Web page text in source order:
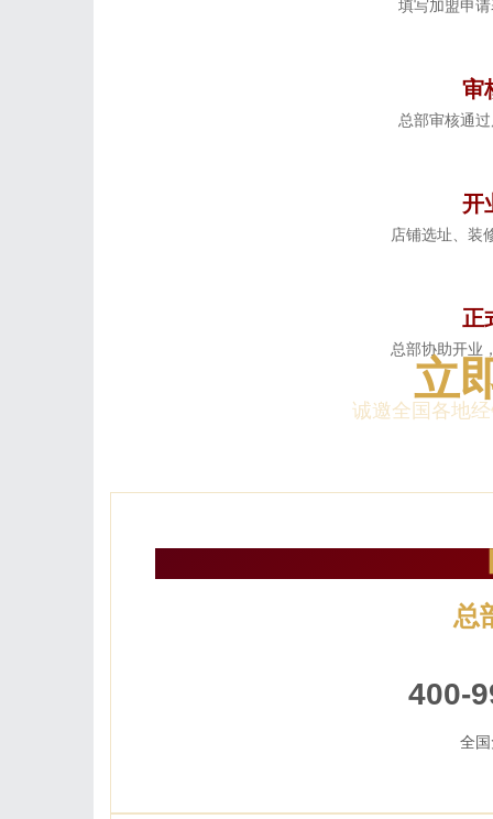
填写加盟申
审
总部审核通
开
店铺选址、装
正
总部协助开业
立
诚邀全国各地
总
400-
全